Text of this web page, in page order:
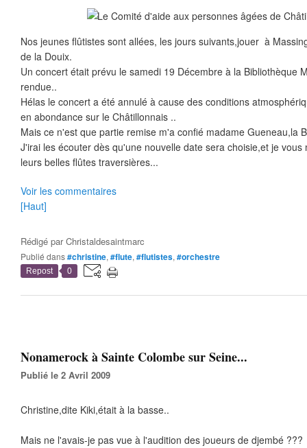
Nos jeunes flûtistes sont allées, les jours suivants,jouer à
de la Douix.
Un concert était prévu le samedi 19 Décembre à la Bibliothèque
rendue..
Hélas le concert a été annulé à cause des conditions
en abondance sur le Châtillonnais ..
Mais ce n'est que partie remise m'a confié madame Gueneau,la
J'irai les écouter dès qu'une nouvelle date sera choisie,et je
leurs belles flûtes traversières...
Voir les commentaires
[Haut]
Rédigé parChristaldesaintmarc
Publié dans#christine, #flute, #flutistes, #orchestre
Repost 0
Nonamerock à Sainte Colombe sur Seine...
Publié le 2 Avril 2009
Christine,dite Kiki,était à la basse..
Mais ne l'avais-je pas vue à l'audition des joueurs de djembé ???